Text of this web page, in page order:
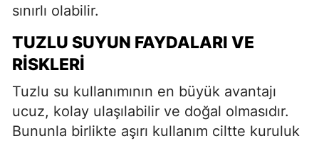
sınırlı olabilir.
TUZLU SUYUN FAYDALARI VE
RISKLERI
Tuzlu su kullanımının en büyük avantajı
ucuz, kolay ulaşılabilir ve doğal olmasıdır.
Bununla birlikte aşırı kullanım ciltte kuruluk